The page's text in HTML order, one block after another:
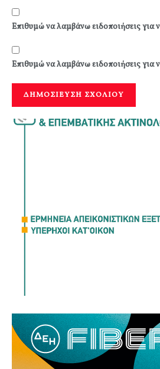
Επιθυμώ να λαμβάνω ειδοποιήσεις για
Επιθυμώ να λαμβάνω ειδοποιήσεις